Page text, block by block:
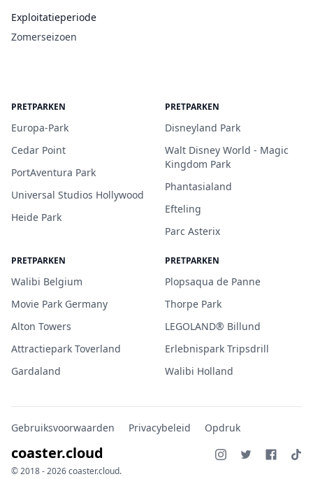
Exploitatieperiode
Zomerseizoen
PRETPARKEN
Europa-Park
Cedar Point
PortAventura Park
Universal Studios Hollywood
Heide Park
PRETPARKEN
Disneyland Park
Walt Disney World - Magic
Kingdom Park
Phantasialand
Efteling
Parc Asterix
PRETPARKEN
Walibi Belgium
Movie Park Germany
Alton Towers
Attractiepark Toverland
Gardaland
PRETPARKEN
Plopsaqua de Panne
Thorpe Park
LEGOLAND® Billund
Erlebnispark Tripsdrill
Walibi Holland
Gebruiksvoorwaarden Privacybeleid Opdruk
coaster.cloud
© 2018 - 2026 coaster.cloud.